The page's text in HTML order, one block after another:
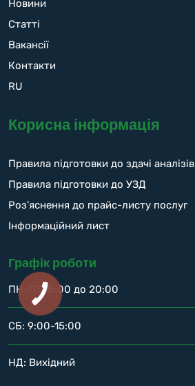
Новини
Статті
Вакансії
Контакти
RU
Корисна інформація
Правила підготовки до здачі аналізів
Правила підготовки до УЗД
Роз’яснення до прайс-листу послуг
Інформаційний лист
Графік роботи
ПН-ПТ: 8:00 до 20:00
СБ: 9:00-15:00
НД: Вихідний